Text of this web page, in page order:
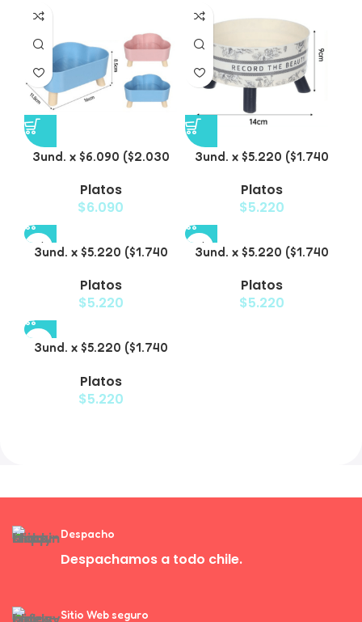
3und. x $6.090 ($2.030
Nube
Platos
$6.090
3und. x $5.220 ($1.740
Floral
Platos
$5.220
3und. x $5.220 ($1.740
Decorativo
Platos
$5.220
3und. x $5.220 ($1.740
Platos
$5.220
3und. x $5.220 ($1.740
Lenta
Platos
$5.220
Despacho
Despachamos a todo chile.
Sitio Web seguro